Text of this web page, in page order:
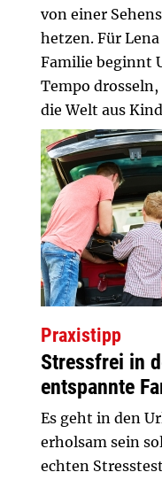
von einer
hetzen. Für
Familie beginnt
Tempo
die Welt aus
Praxistipp
Stressfrei in
entspannte
Es geht in den
erholsam sein
echten